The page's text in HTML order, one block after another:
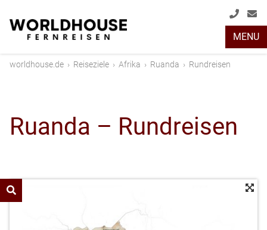
+49
(0)
2048
MENU
worldhouse.de › Reiseziele › Afrika › Ruanda › Rundreisen
Ruanda – Rundreisen